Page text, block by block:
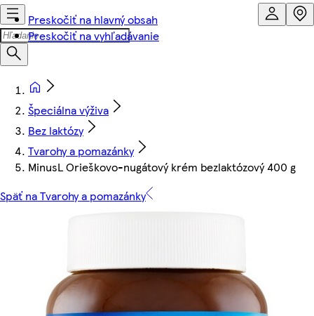
Preskočiť na hlavný obsah
Preskočiť na vyhľadávanie
Špeciálna výživa
Bez laktózy
Tvarohy a pomazánky
MinusL Orieškovo-nugátový krém bezlaktózový 400 g
Späť na Tvarohy a pomazánky